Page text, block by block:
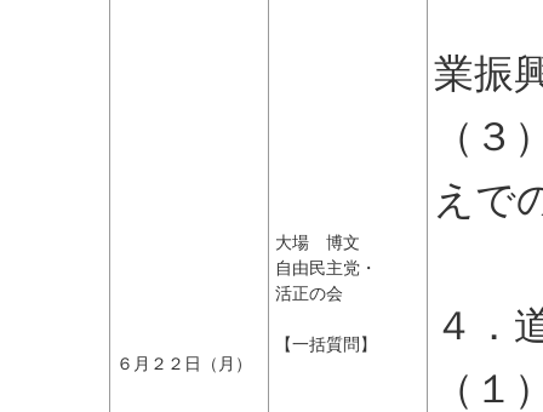
６月２２日（月）
大場 博文
自由民主党・
活正の会
【一括質問】
業振
（
えで
４．
（